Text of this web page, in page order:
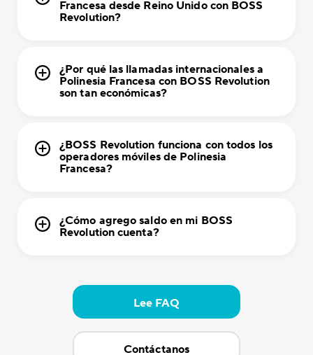
Francesa desde Reino Unido con BOSS
Revolution?
¿Por qué las llamadas internacionales a
Polinesia Francesa con BOSS Revolution
son tan económicas?
¿BOSS Revolution funciona con todos los
operadores móviles de Polinesia
Francesa?
¿Cómo agrego saldo en mi BOSS
Revolution cuenta?
Lee FAQ
Contáctanos